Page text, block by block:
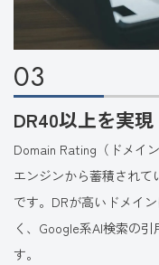
03
DR40以上を実現
Domain Rating（ドメイ
エンジンから蓄積され
です。DRが高いドメイ
く、Google系AI検索の
す。